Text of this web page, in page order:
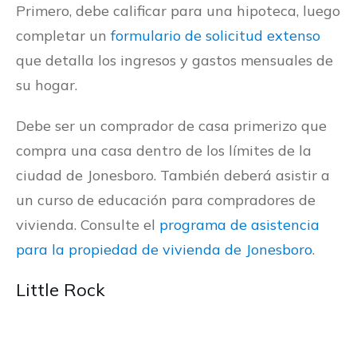
Primero, debe calificar para una hipoteca, luego
completar unformulario de solicitud extenso
que detalla los ingresos y gastos mensuales de
su hogar.
Debe ser un comprador de casa primerizo que
compra una casa dentro de los límites de la
ciudad de Jonesboro. También deberá asistir a
un curso de educación para compradores de
vivienda. Consulte el programa de asistencia
para la propiedad de vivienda de Jonesboro.
Little Rock